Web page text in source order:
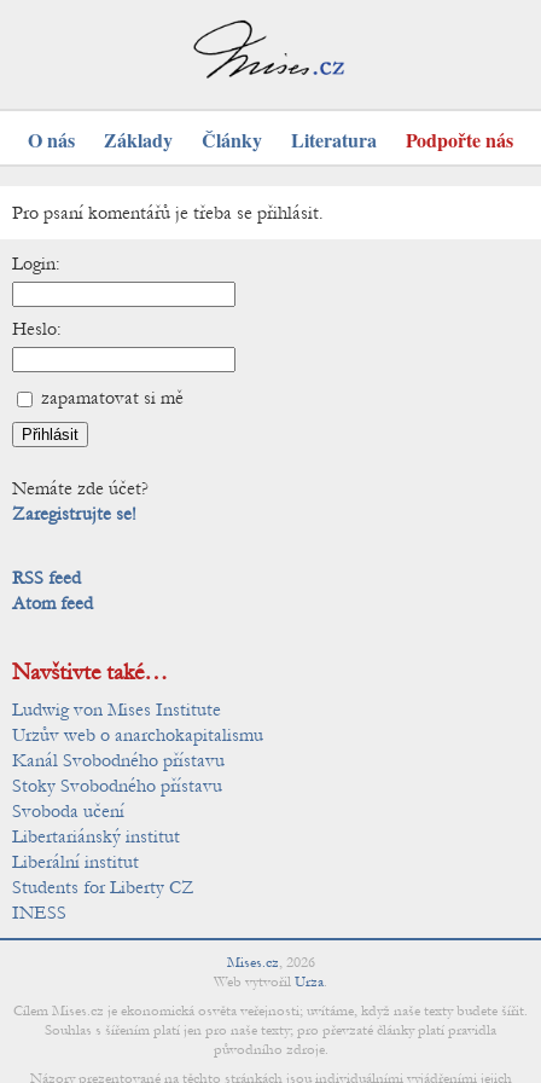
O nás Základy Články Literatura Podpořte nás
Pro psaní komentářů je třeba se přihlásit.
Login:
Heslo:
zapamatovat si mě
Nemáte zde účet?
Zaregistrujte se!
RSS feed
Atom feed
Navštivte také…
Ludwig von Mises Institute
Urzův web o anarchokapitalismu
Kanál Svobodného přístavu
Stoky Svobodného přístavu
Svoboda učení
Libertariánský institut
Liberální institut
Students for Liberty CZ
INESS
Mises.cz, 2026
Web vytvořil Urza.
Cílem Mises.cz je ekonomická osvěta veřejnosti; uvítáme, když naše texty budete šířit.
Souhlas s šířením platí jen pro naše texty; pro převzaté články platí pravidla
původního zdroje.
Názory prezentované na těchto stránkách jsou individuálními vyjádřeními jejich